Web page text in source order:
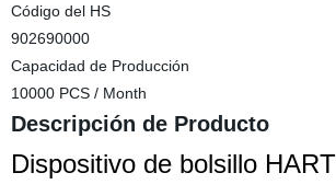
Código del HS
902690000
Capacidad de Producción
10000 PCS / Month
Descripción de Producto
Dispositivo de bolsillo